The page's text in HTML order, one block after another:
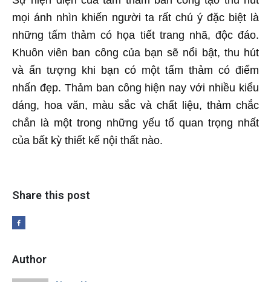
mọi ánh nhìn khiến người ta rất chú ý đặc biệt là
những tấm thảm có họa tiết trang nhã, độc đáo.
Khuôn viên ban công của bạn sẽ nổi bật, thu hút
và ấn tượng khi bạn có một tấm thảm có điểm
nhấn đẹp. Thảm ban công hiện nay với nhiều kiểu
dáng, hoa văn, màu sắc và chất liệu, thảm chắc
chắn là một trong những yếu tố quan trọng nhất
của bất kỳ thiết kế nội thất nào.
Share this post
Author